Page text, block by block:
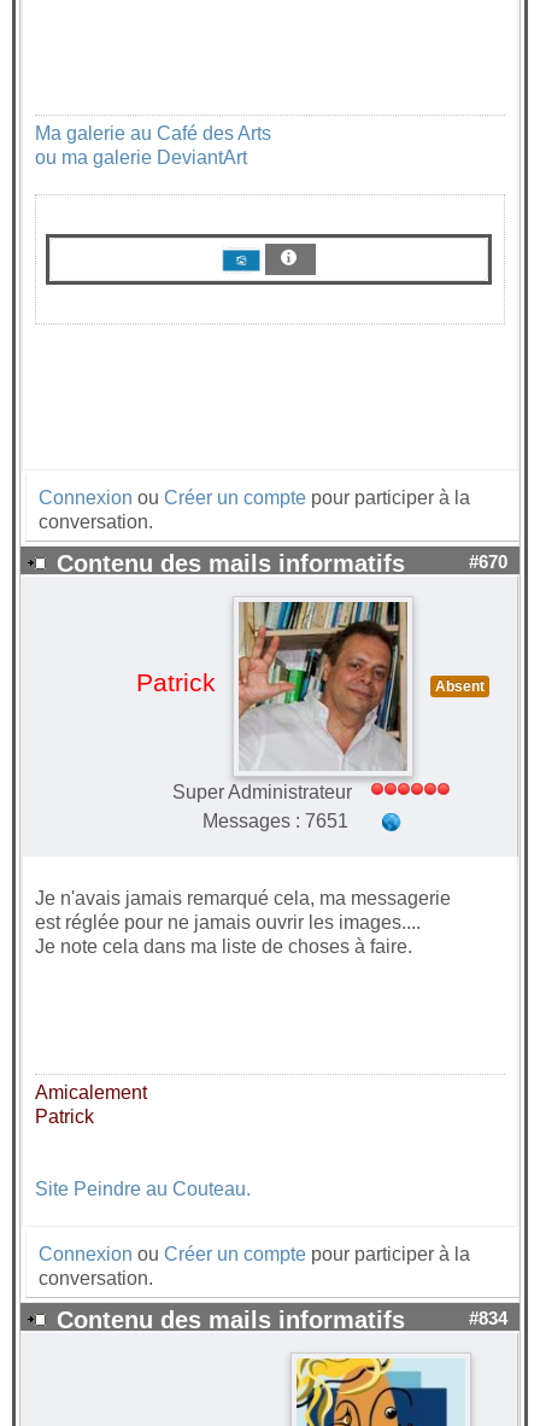
Ma galerie au Café des Arts
ou ma galerie DeviantArt
Connexion ou Créer un compte pour participer à la
conversation.
Contenu des mails informatifs #670
Patrick Absent
Super Administrateur
Messages : 7651
Je n'avais jamais remarqué cela, ma messagerie
est réglée pour ne jamais ouvrir les images....
Je note cela dans ma liste de choses à faire.
Amicalement
Patrick
Site Peindre au Couteau.
Connexion ou Créer un compte pour participer à la
conversation.
Contenu des mails informatifs #834